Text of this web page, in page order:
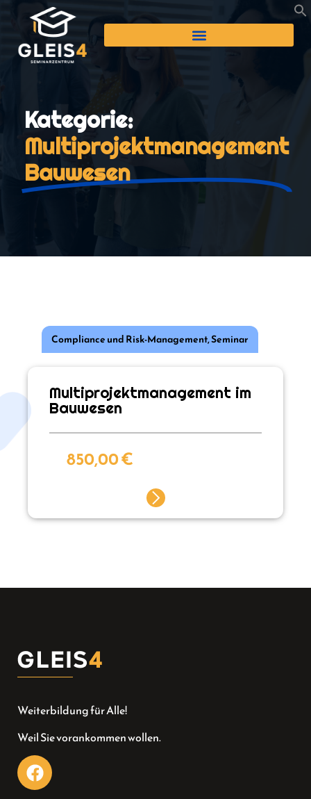
Kategorie:
Multiprojektmanagement
Bauwesen
Compliance und Risk-Management,Seminar
Multiprojektmanagement im
Bauwesen
850,00€
Weiterbildung für Alle!
Weil Sie vorankommen wollen.